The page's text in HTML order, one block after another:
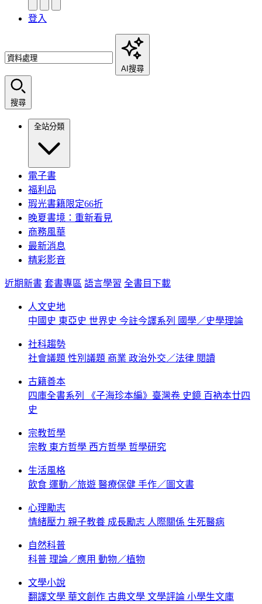
登入
AI搜尋
搜尋
全站分類
電子書
福利品
瑕光書籍限定66折
晚夏書境：重新看見
商務風華
最新消息
精彩影音
近期新書 套書專區 語言學習 全書目下載
人文史地
中國史 東亞史 世界史 今註今譯系列 國學／史學理論
社科趨勢
社會議題 性別議題 商業 政治外交／法律 閱讀
古籍善本
四庫全書系列
《子海珍本編》臺灣卷 史鏡 百衲本廿四
史
宗教哲學
宗教 東方哲學 西方哲學 哲學研究
生活風格
飲食 運動／旅遊 醫療保健 手作／圖文書
心理勵志
情緒壓力 親子教養 成長勵志 人際關係 生死醫病
自然科普
科普 理論／應用 動物／植物
文學小說
翻譯文學 華文創作 古典文學 文學評論 小學生文庫